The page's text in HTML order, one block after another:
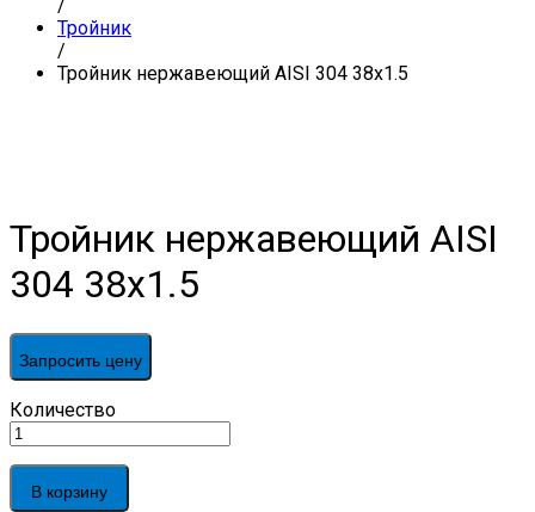
/
Тройник
/
Тройник нержавеющий AISI 304 38х1.5
Тройник нержавеющий AISI
304 38х1.5
Запросить цену
Тройник
нержавеющий
AISI
304
38х1.5
Количество
В корзину